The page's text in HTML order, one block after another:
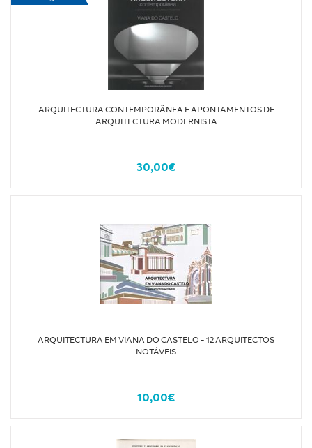
ARQUITECTURA CONTEMPORÂNEA E APONTAMENTOS DE
ARQUITECTURA MODERNISTA
30,00€
ARQUITECTURA EM VIANA DO CASTELO - 12 ARQUITECTOS
NOTÁVEIS
10,00€